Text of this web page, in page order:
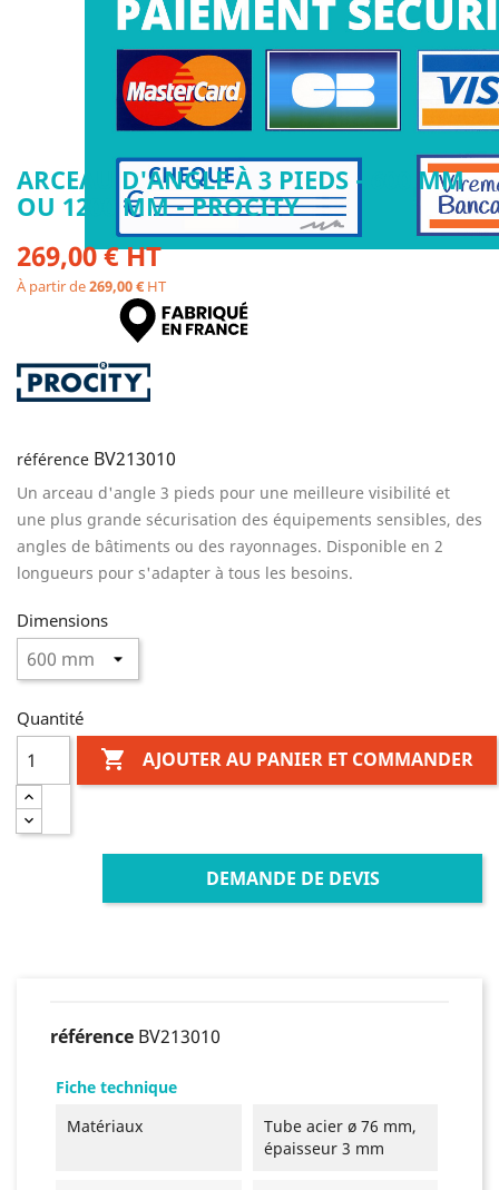
ARCEAU D'ANGLE À 3 PIEDS - 600 MM
OU 1200 MM - PROCITY
269,00 € HT
À partir de269,00 €HT
référence BV213010
Un arceau d'angle 3 pieds pour une meilleure visibilité et
une plus grande sécurisation des équipements sensibles, des
angles de bâtiments ou des rayonnages. Disponible en 2
longueurs pour s'adapter à tous les besoins.
Dimensions
Quantité
 AJOUTER AU PANIER ET COMMANDER
DEMANDE DE DEVIS
référence BV213010
Fiche technique
Matériaux
Tube acier ø 76 mm,
épaisseur 3 mm